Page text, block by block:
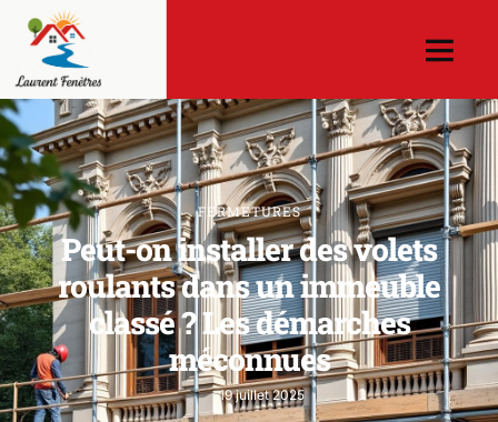
FERMETURES
Peut-on installer des volets
roulants dans un immeuble
classé ? Les démarches
méconnues
19 juillet 2025